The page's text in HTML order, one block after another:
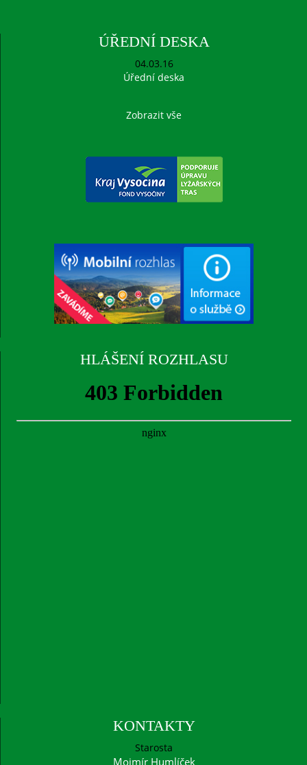
ÚŘEDNÍ DESKA
04.03.16
Úřední deska
Zobrazit vše
HLÁŠENÍ ROZHLASU
KONTAKTY
Starosta
Mojmír Humlíček